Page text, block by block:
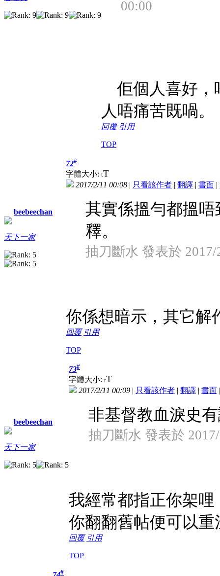
00:00
佢個人喜好，
人唔痛苦既喎。
回覆 引用
TOP
beebeechan
天下一家
72#
字體大小: tT
2017/2/11 00:08 | 只看該作者 | 翻譯 | 書面 |
其實係搵勻都搵
釋。
抽刀斷水 發表於 2017/
你係想暗示，其它解
回覆 引用
TOP
beebeechan
天下一家
73#
字體大小: tT
2017/2/11 00:09 | 只看該作者 | 翻譯 | 書面
非基督教血淚史
抽刀斷水 發表於
我經常都指正你架哩
你翻翻舊帖便可以重
回覆 引用
TOP
#